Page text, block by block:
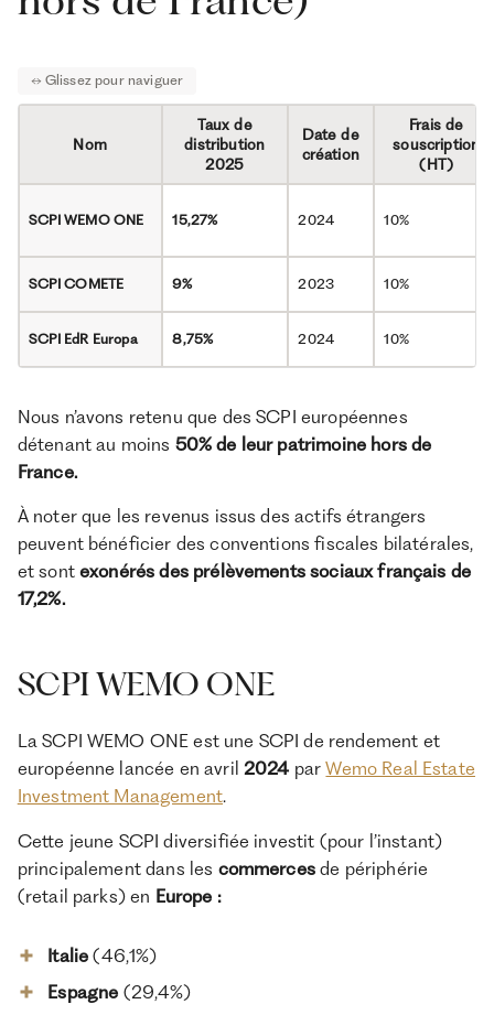
Nom
Taux de
distribution
2025
Date de
création
Frais de
souscription
(HT)
SCPI WEMO ONE 15,27% 2024 10%
SCPI COMETE 9% 2023 10%
SCPI EdR Europa 8,75% 2024 10%
Nous n’avons retenu que des SCPI européennes
détenant au moins 50% de leur patrimoine hors de
France.
À noter que les revenus issus des actifs étrangers
peuvent bénéficier des conventions fiscales bilatérales,
et sont exonérés des prélèvements sociaux français de
17,2%.
SCPI WEMO ONE
La SCPI WEMO ONE est une SCPI de rendement et
européenne lancée en avril 2024 parWemo Real Estate
Investment Management.
Cette jeune SCPI diversifiée investit (pour l’instant)
principalement dans les commercesde périphérie
(retail parks) en Europe :
Italie (46,1%)
Espagne (29,4%)